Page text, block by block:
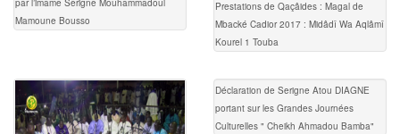
par l’imame Serigne Mouhammadoul
Mamoune Bousso
Prestations de Qaçâides : Magal de
Mbacké Cadior 2017 : Midâdî Wa Aqlâmî
Kourel 1 Touba
Déclaration de Serigne Atou DIAGNE
portant sur les Grandes Journées
Culturelles " Cheikh Ahmadou Bamba"